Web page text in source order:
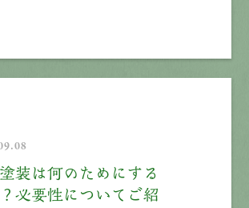
装は何のためにする
必要性についてご紹